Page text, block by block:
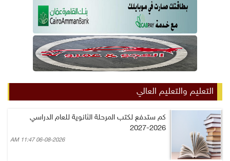
التعليم والتعليم العالي
كم ستدفع لكتب المرحلة الثانوية للعام الدراسي
2026-2027
06-08-2026 11:47 AM